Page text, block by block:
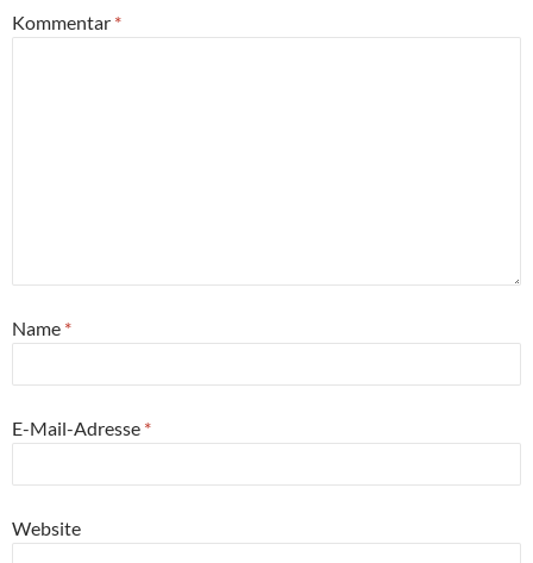
Kommentar *
Name *
E-Mail-Adresse *
Website